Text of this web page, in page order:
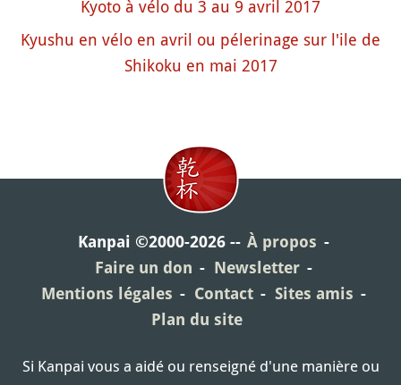
Kyoto à vélo du 3 au 9 avril 2017
Kyushu en vélo en avril ou pélerinage sur l'ile de
Shikoku en mai 2017
Kanpai ©2000-2026
À propos
Faire un don
Newsletter
Mentions légales
Contact
Sites amis
Plan du site
Si Kanpai vous a aidé ou renseigné d'une manière ou